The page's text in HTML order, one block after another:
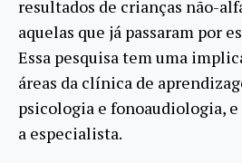
resultados de crianças não-
aquelas que já passaram por
Essa pesquisa tem uma
áreas da clínica de
psicologia e fonoaudiologia, e
a especialista.